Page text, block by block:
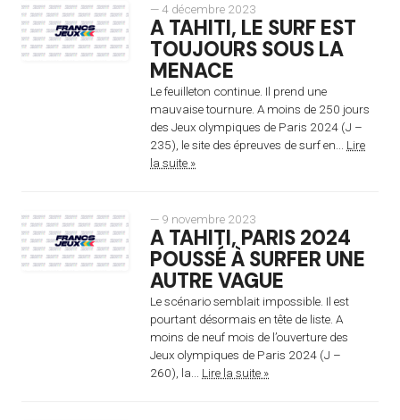
— 4 décembre 2023
A TAHITI, LE SURF EST
TOUJOURS SOUS LA
MENACE
Le feuilleton continue. Il prend une
mauvaise tournure. A moins de 250 jours
des Jeux olympiques de Paris 2024 (J –
235), le site des épreuves de surf en... Lire
la suite »
— 9 novembre 2023
A TAHITI, PARIS 2024
POUSSÉ À SURFER UNE
AUTRE VAGUE
Le scénario semblait impossible. Il est
pourtant désormais en tête de liste. A
moins de neuf mois de l’ouverture des
Jeux olympiques de Paris 2024 (J –
260), la... Lire la suite »